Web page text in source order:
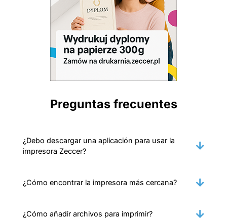
Preguntas frecuentes
¿Debo descargar una aplicación para usar la
impresora Zeccer?
¿Cómo encontrar la impresora más cercana?
¿Cómo añadir archivos para imprimir?